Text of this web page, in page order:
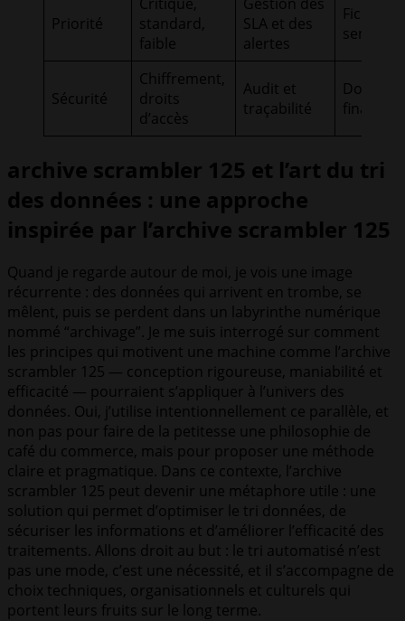
Priorité
standard,
faible
SLA et des
alertes
Fichiers
sensibles
Sécurité
Chiffrement,
droits
d’accès
Audit et
traçabilité
archive scrambler 125 et l’art du tri
des données : une approche
inspirée par l’archive scrambler 125
Quand je regarde autour de moi, je vois une image
récurrente : des données qui arrivent en trombe, se
mêlent, puis se perdent dans un labyrinthe numérique
nommé “archivage”. Je me suis interrogé sur comment
les principes qui motivent une machine comme l’archive
scrambler 125 — conception rigoureuse, maniabilité et
efficacité — pourraient s’appliquer à l’univers des
données. Oui, j’utilise intentionnellement ce parallèle, et
non pas pour faire de la petitesse une philosophie de
café du commerce, mais pour proposer une méthode
claire et pragmatique. Dans ce contexte, l’archive
scrambler 125 peut devenir une métaphore utile : une
solution qui permet d’optimiser le tri données, de
sécuriser les informations et d’améliorer l’efficacité des
traitements. Allons droit au but : le tri automatisé n’est
pas une mode, c’est une nécessité, et il s’accompagne de
choix techniques, organisationnels et culturels qui
portent leurs fruits sur le long terme.